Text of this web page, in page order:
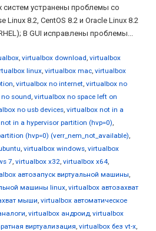
систем устранены проблемы со
Linux 8.2, CentOS 8.2 и Oracle Linux 8.2
В GUI исправлены проблемы...
, virtualbox download, virtualbox
linux, virtualbox mac, virtualbox
, virtualbox no internet, virtualbox no
sound, virtualbox no space left on
no usb devices, virtualbox not in a
in a hypervisor partition (hvp=0),
(hvp=0) (verr_nem_not_available),
, virtualbox windows, virtualbox
7, virtualbox x32, virtualbox x64,
автозапуск виртуальной машины,
машины linux, virtualbox автозахват
мыши, virtualbox автоматическое
, virtualbox андроид, virtualbox
виртуализация, virtualbox без vt-x,